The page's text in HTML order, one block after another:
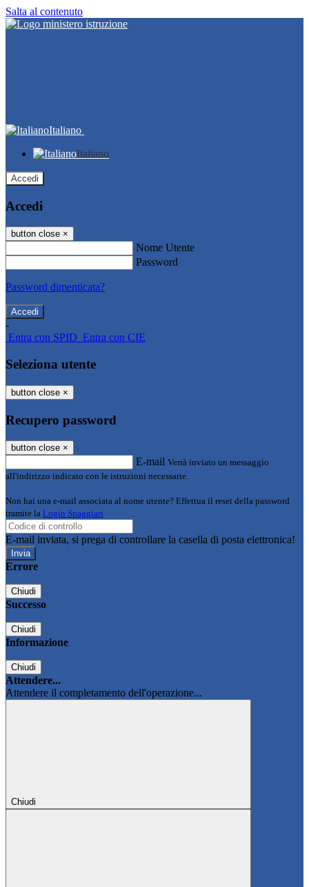
Salta al contenuto
Italiano
Italiano
Accedi
Accedi
button close ×
Nome Utente
Password
Password dimenticata?
-
Entra con SPID Entra con CIE
Seleziona utente
button close ×
Recupero password
button close ×
E-mail Verrà inviato un messaggio
all'indirizzo indicato con le istruzioni necessarie.
Non hai una e-mail associata al nome utente? Effettua il reset della password
tramite la Login Spaggiari
E-mail inviata, si prega di controllare la casella di posta elettronica!
Errore
Chiudi
Successo
Chiudi
Informazione
Chiudi
Attendere...
Attendere il completamento dell'operazione...
Chiudi